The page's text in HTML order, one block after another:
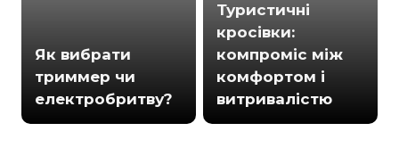
Як вибрати
триммер чи
електробритву?
Туристичні
кросівки:
компроміс між
комфортом і
витривалістю